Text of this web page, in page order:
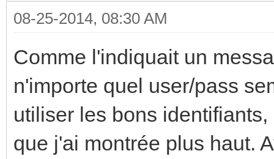
08-25-2014, 08:30 AM
Comme l'indiquait un
n'importe quel user/pass
utiliser les bons
que j'ai montrée plus haut.